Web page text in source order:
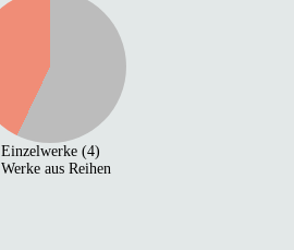
Einzelwerke (4)
Werke aus Reihen